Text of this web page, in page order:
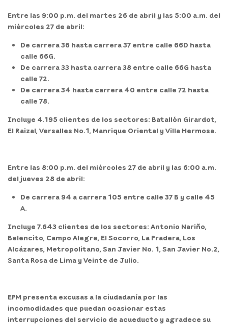
Entre las 9:00 p.m. del martes 26 de abril y las 5:00 a.m. del
miércoles 27 de abril:
De carrera 36 hasta carrera 37 entre calle 66D hasta
calle 66G.
De carrera 33 hasta carrera 38 entre calle 66G hasta
calle 72.
De carrera 34 hasta carrera 40 entre calle 72 hasta
calle 78.
Incluye 4.195 clientes de los sectores: Batallón Girardot,
El Raizal, Versalles No.1, Manrique Oriental y Villa Hermosa.
Entre las 8:00 p.m. del miércoles 27 de abril y las 6:00 a.m.
del jueves 28 de abril:
De carrera 94 a carrera 105 entre calle 37 B y calle 45
A.
Incluye 7.643 clientes de los sectores: Antonio Nariño,
Belencito, Campo Alegre, El Socorro, La Pradera, Los
Alcázares, Metropolitano, San Javier No. 1, San Javier No.2,
Santa Rosa de Lima y Veinte de Julio.
EPM presenta excusas a la ciudadanía por las
incomodidades que puedan ocasionar estas
interrupciones del servicio de acueducto y agradece su